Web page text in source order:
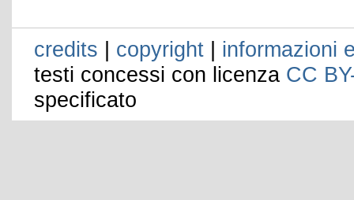
credits | copyright | informazioni
testi concessi con licenza CC
specificato